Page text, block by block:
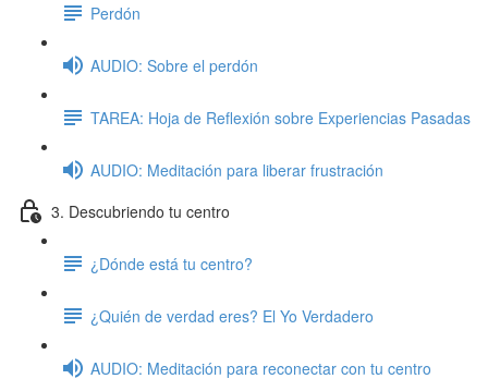
Perdón
AUDIO: Sobre el perdón
TAREA: Hoja de Reflexión sobre Experiencias Pasadas
AUDIO: Meditación para liberar frustración
3. Descubriendo tu centro
¿Dónde está tu centro?
¿Quién de verdad eres? El Yo Verdadero
AUDIO: Meditación para reconectar con tu centro